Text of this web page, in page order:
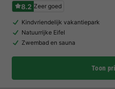
8.2 Zeer goed
Kindvriendelijk vakantiepark
Natuurrijke Eifel
Zwembad en sauna
Toon